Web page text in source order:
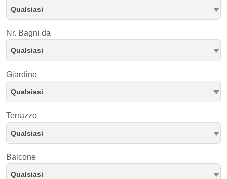
Qualsiasi
Nr. Bagni da
Qualsiasi
Giardino
Qualsiasi
Terrazzo
Qualsiasi
Balcone
Qualsiasi